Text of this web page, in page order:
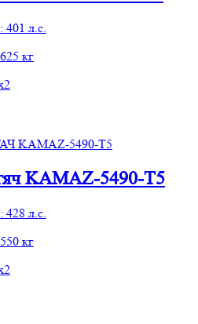
401 л.с.
кг
KAMAZ-5490-T5
428 л.с.
кг